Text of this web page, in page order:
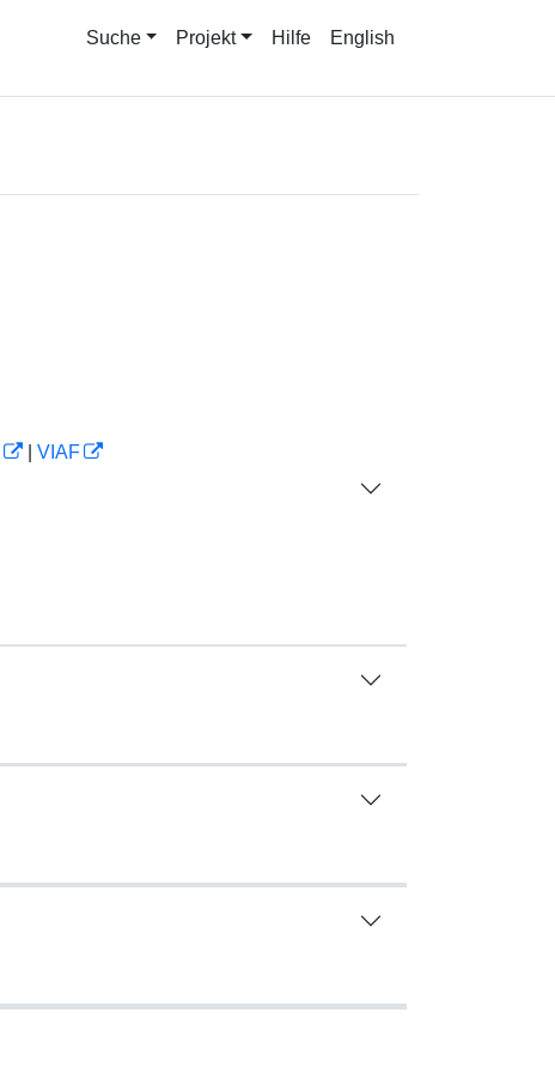
Suche Projekt Hilfe English
VIAF